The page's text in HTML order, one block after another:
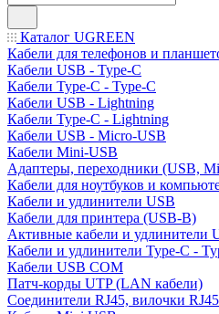
Каталог UGREEN
Кабели для телефонов и
Кабели USB - Type-C
Кабели Type-C - Type-C
Кабели USB - Lightning
Кабели Type-C - Lightning
Кабели USB - Micro-USB
Кабели Mini-USB
Адаптеры, переходники (USB,
Кабели для ноутбуков и
Кабели и удлинители USB
Кабели для принтера (USB-B)
Активные кабели и удлинители
Кабели и удлинители Type-C -
Кабели USB COM
Патч-корды UTP (LAN кабели)
Соединители RJ45, вилочки RJ45